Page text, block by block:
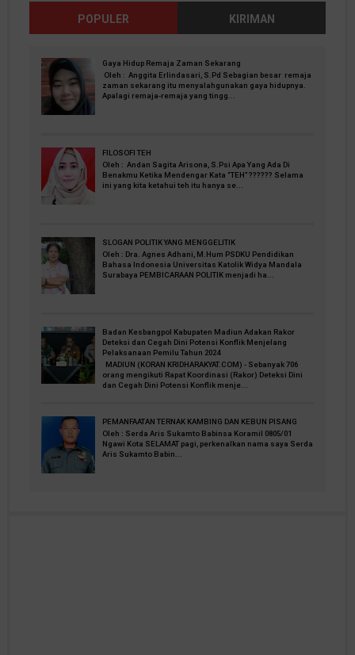
POPULER KIRIMAN
Gaya Hidup Remaja Zaman Sekarang
Oleh : Anggita Erlindasari, S.Pd Sebagian besar remaja
zaman sekarang itu menyalahgunakan gaya hidupnya.
Apalagi remaja-remaja yang tingg...
FILOSOFI TEH
Oleh : Andan Sagita Arisona, S.Psi Apa Yang Ada Di
Benakmu Ketika Mendengar Kata “TEH” ?????? Selama
ini yang kita ketahui teh itu hanya se...
SLOGAN POLITIK YANG MENGGELITIK
Oleh : Dra. Agnes Adhani, M.Hum PSDKU Pendidikan
Bahasa Indonesia Universitas Katolik Widya Mandala
Surabaya PEMBICARAAN POLITIK menjadi ha...
Badan Kesbangpol Kabupaten Madiun Adakan Rakor
Deteksi dan Cegah Dini Potensi Konflik Menjelang
Pelaksanaan Pemilu Tahun 2024
MADIUN (KORAN KRIDHARAKYAT.COM) - Sebanyak 706
orang mengikuti Rapat Koordinasi (Rakor) Deteksi Dini
dan Cegah Dini Potensi Konflik menje...
PEMANFAATAN TERNAK KAMBING DAN KEBUN PISANG
Oleh : Serda Aris Sukamto Babinsa Koramil 0805/01
Ngawi Kota SELAMAT pagi, perkenalkan nama saya Serda
Aris Sukamto Babin...